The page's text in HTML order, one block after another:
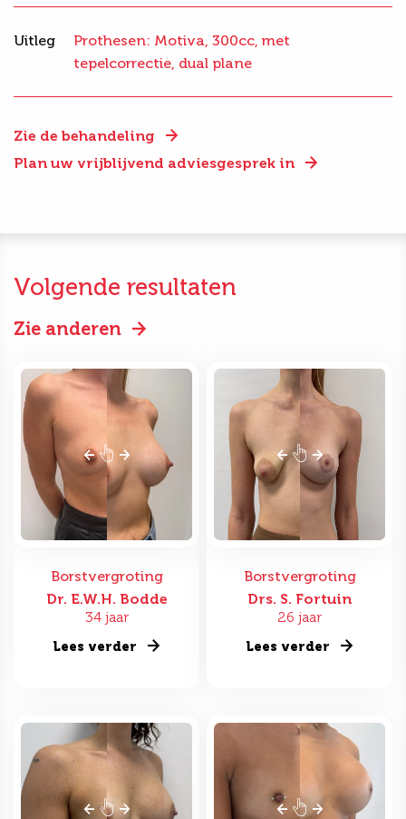
Zie de behandeling
Plan uw vrijblijvend adviesgesprek in
Uitleg
Prothesen: Motiva, 300cc, met
tepelcorrectie, dual plane
Volgende resultaten
Zie anderen
Borstvergroting
Dr. E.W.H. Bodde
34 jaar
Lees verder
Borstvergroting
Drs. S. Fortuin
26 jaar
Lees verder